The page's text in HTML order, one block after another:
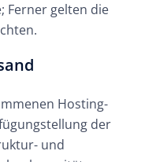
Ferner gelten die
Hosting-
der
und